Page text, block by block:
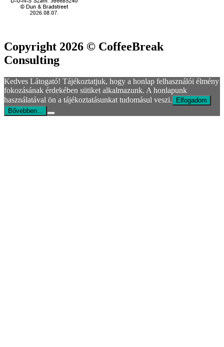
Copyright 2026 © CoffeeBreak
Consulting
Kedves Látogató! Tájékoztatjuk, hogy a honlap felhasználói élmény
fokozásának érdekében sütiket alkalmazunk. A honlapunk
használatával ön a tájékoztatásunkat tudomásul veszi.
Elfogadom
Bővebben...